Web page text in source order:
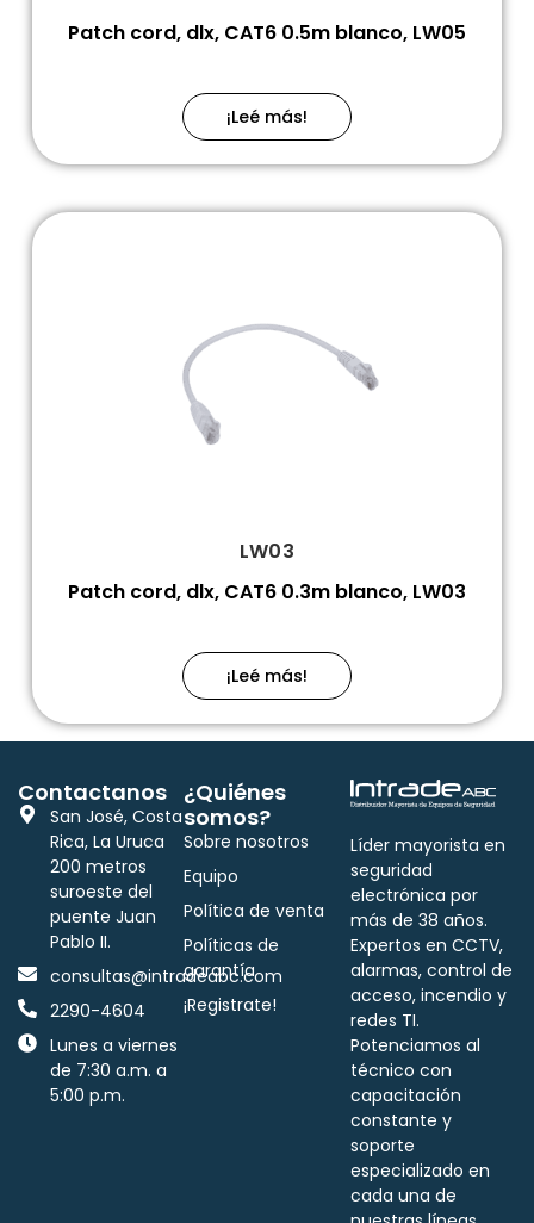
Patch cord, dlx, CAT6 0.5m blanco, LW05
¡Leé más!
LW03
Patch cord, dlx, CAT6 0.3m blanco, LW03
¡Leé más!
Líder mayorista en
seguridad
electrónica por
más de 38 años.
Expertos en CCTV,
alarmas, control de
acceso, incendio y
redes TI.
Potenciamos al
técnico con
capacitación
constante y
soporte
especializado en
cada una de
¿Quiénes
somos?
Sobre nosotros
Equipo
Política de venta
Políticas de
garantía
¡Registrate!
Contactanos
San José, Costa
Rica, La Uruca
200 metros
suroeste del
puente Juan
Pablo II.
consultas@intradeabc.com
2290-4604
Lunes a viernes
de 7:30 a.m. a
5:00 p.m.